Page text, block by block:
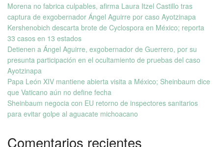
Morena no fabrica culpables, afirma Laura Itzel Castillo tras
captura de exgobernador Ángel Aguirre por caso Ayotzinapa
Kershenobich descarta brote de Cyclospora en México; reporta
33 casos en 13 estados
Detienen a Ángel Aguirre, exgobernador de Guerrero, por su
presunta participación en el ocultamiento de pruebas del caso
Ayotzinapa
Papa León XIV mantiene abierta visita a México; Sheinbaum dice
que Vaticano aún no define fecha
Sheinbaum negocia con EU retorno de inspectores sanitarios
para evitar golpe al aguacate michoacano
Comentarios recientes